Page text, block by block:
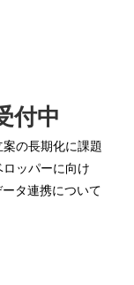
付中
の長期化に課題
ッパーに向け
タ連携について